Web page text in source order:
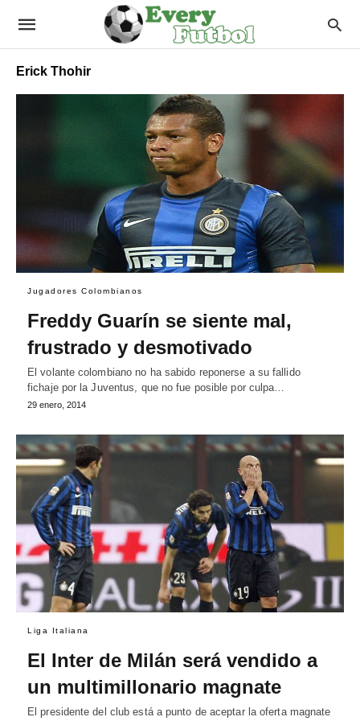
Erick Thohir
Jugadores Colombianos
Freddy Guarín se siente mal,
frustrado y desmotivado
El volante colombiano no ha sabido reponerse a su fallido
fichaje por la Juventus, que no fue posible por culpa…
29 enero, 2014
Liga Italiana
El Inter de Milán será vendido a
un multimillonario magnate
El presidente del club está a punto de aceptar la oferta magnate